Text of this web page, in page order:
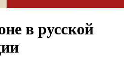
в русской